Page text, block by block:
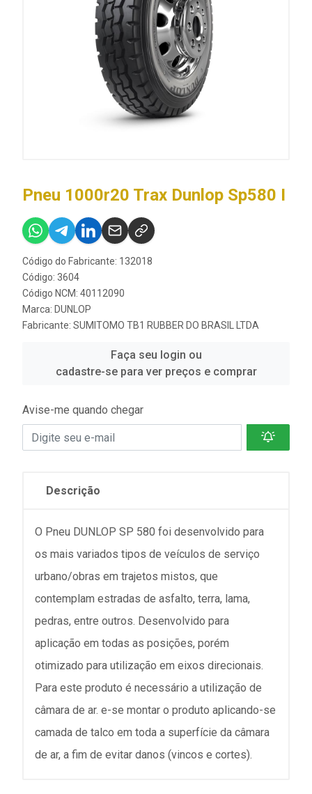
Pneu 1000r20 Trax Dunlop Sp580 I
Código do Fabricante: 132018
Código: 3604
Código NCM: 40112090
Marca: DUNLOP
Fabricante: SUMITOMO TB1 RUBBER DO BRASIL LTDA
Faça seu login ou
cadastre-se para ver preços e comprar
Avise-me quando chegar
Descrição
O Pneu DUNLOP SP 580 foi desenvolvido para
os mais variados tipos de veículos de serviço
urbano/obras em trajetos mistos, que
contemplam estradas de asfalto, terra, lama,
pedras, entre outros. Desenvolvido para
aplicação em todas as posições, porém
otimizado para utilização em eixos direcionais.
Para este produto é necessário a utilização de
câmara de ar. e-se montar o produto aplicando-se
camada de talco em toda a superfície da câmara
de ar, a fim de evitar danos (vincos e cortes).